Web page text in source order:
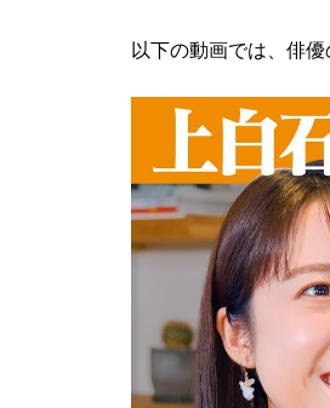
以下の動画では、俳